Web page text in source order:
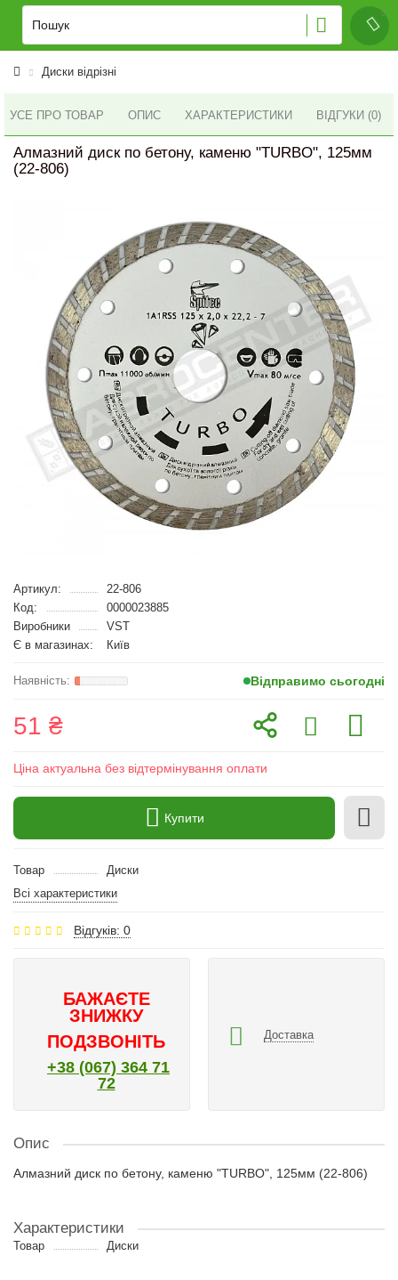
Диски відрізні
УСЕ ПРО ТОВАР ОПИС ХАРАКТЕРИСТИКИ ВІДГУКИ (0)
Алмазний диск по бетону, каменю "TURBO", 125мм
(22-806)
Артикул:
22-806
Код:
0000023885
Виробники
VST
Є в магазинах:
Київ
Відправимо сьогодні
51 ₴
Ціна актуальна без відтермінування оплати
Купити
Товар
Диски
Всі характеристики
Відгуків: 0
БАЖАЄТЕ
ЗНИЖКУ
ПОДЗВОНІТЬ
+38 (067) 364 71
72
Доставка
Опис
Алмазний диск по бетону, каменю "TURBO", 125мм (22-806)
Характеристики
Товар Диски